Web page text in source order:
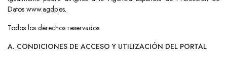
Datos www.agdp.es.
Todos los derechos reservados.
A. CONDICIONES DE ACCESO Y UTILIZACIÓN DEL PORTAL